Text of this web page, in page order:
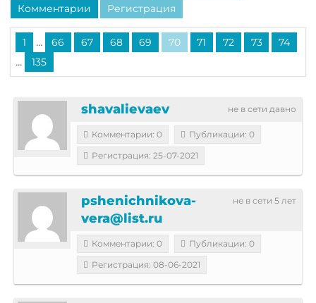
Комментарии
Регистрация
1 ... 66 67 68 69 70 71 72 73 74
... 135
не в сети давно
shavalievaev
Комментарии: 0
Публикации: 0
Регистрация: 25-07-2021
не в сети 5 лет
pshenichnikova-
vera@list.ru
Комментарии: 0
Публикации: 0
Регистрация: 08-06-2021